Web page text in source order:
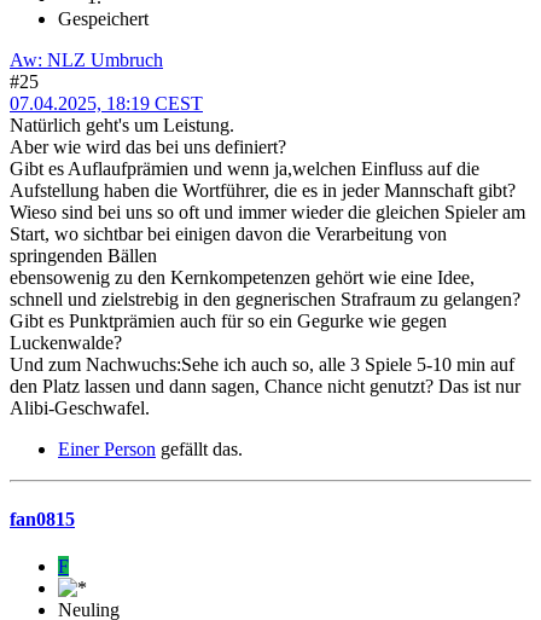
Gespeichert
Aw: NLZ Umbruch
#25
07.04.2025, 18:19 CEST
Natürlich geht's um Leistung.
Aber wie wird das bei uns definiert?
Gibt es Auflaufprämien und wenn ja,welchen Einfluss auf die
Aufstellung haben die Wortführer, die es in jeder Mannschaft gibt?
Wieso sind bei uns so oft und immer wieder die gleichen Spieler am
Start, wo sichtbar bei einigen davon die Verarbeitung von
springenden Bällen
ebensowenig zu den Kernkompetenzen gehört wie eine Idee,
schnell und zielstrebig in den gegnerischen Strafraum zu gelangen?
Gibt es Punktprämien auch für so ein Gegurke wie gegen
Luckenwalde?
Und zum Nachwuchs:Sehe ich auch so, alle 3 Spiele 5-10 min auf
den Platz lassen und dann sagen, Chance nicht genutzt? Das ist nur
Alibi-Geschwafel.
Einer Person gefällt das.
fan0815
F
Neuling